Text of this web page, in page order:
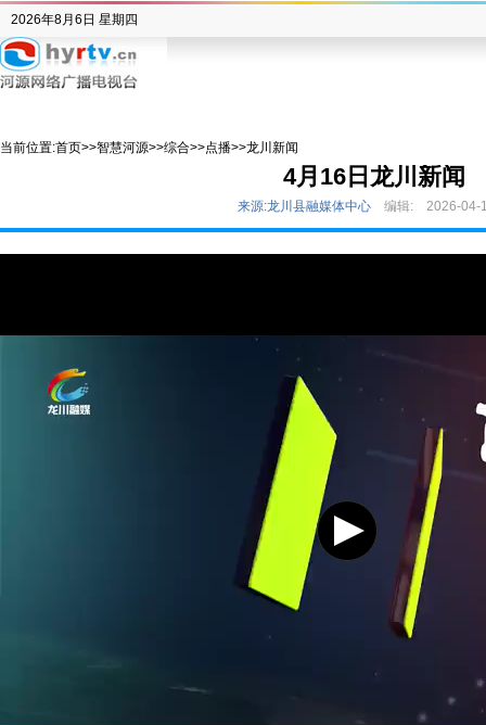
2026年8月6日 星期四
当前位置:首页>>智慧河源>>综合>>点播>>龙川新闻
4月16日龙川新闻
来源:龙川县融媒体中心 编辑: 2026-04-